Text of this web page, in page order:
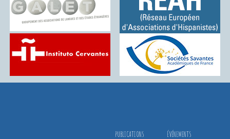
ÉVÉNEMENTS
PUBLICATIONS